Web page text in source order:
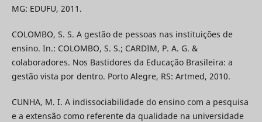
MG: EDUFU, 2011.
COLOMBO, S. S. A gestão de pessoas nas instituições de
ensino. In.: COLOMBO, S. S.; CARDIM, P. A. G. &
colaboradores. Nos Bastidores da Educação Brasileira: a
gestão vista por dentro. Porto Alegre, RS: Artmed, 2010.
CUNHA, M. I. A indissociabilidade do ensino com a pesquisa
e a extensão como referente da qualidade na universidade